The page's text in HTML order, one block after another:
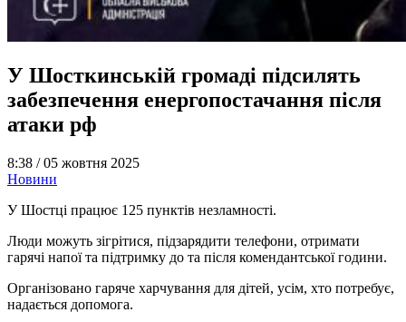
У Шосткинській громаді підсилять
забезпечення енергопостачання після
атаки рф
8:38 /05 жовтня 2025
Новини
У Шостці працює 125 пунктів незламності.
Люди можуть зігрітися, підзарядити телефони, отримати
гарячі напої та підтримку до та після комендантської години.
Організовано гаряче харчування для дітей, усім, хто потребує,
надається допомога.